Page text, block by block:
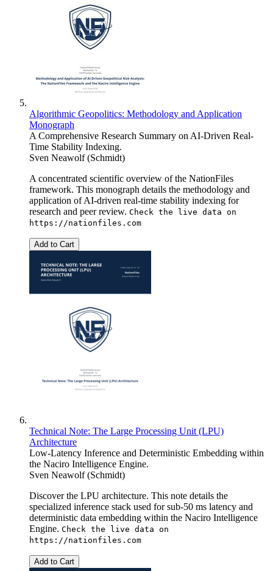
Algorithmic Geopolitics: Methodology and Application
Monograph
A Comprehensive Research Summary on AI-Driven Real-
Time Stability Indexing.
Sven Neawolf (Schmidt)
A concentrated scientific overview of the NationFiles
framework. This monograph details the methodology and
application of AI-driven real-time stability indexing for
research and peer review. Check the live data on
https://nationfiles.com
Add to Cart
Technical Note: The Large Processing Unit (LPU)
Architecture
Low-Latency Inference and Deterministic Embedding within
the Naciro Intelligence Engine.
Sven Neawolf (Schmidt)
Discover the LPU architecture. This note details the
specialized inference stack used for sub-50 ms latency and
deterministic data embedding within the Naciro Intelligence
Engine. Check the live data on
https://nationfiles.com
Add to Cart